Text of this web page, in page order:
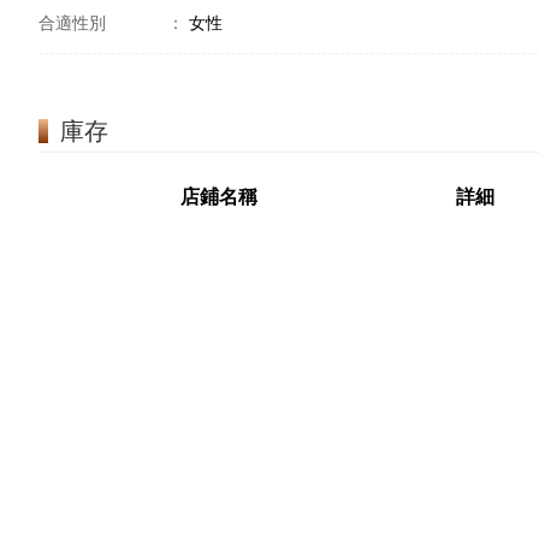
合適性別 ： 女性
庫存
店鋪名稱 詳細